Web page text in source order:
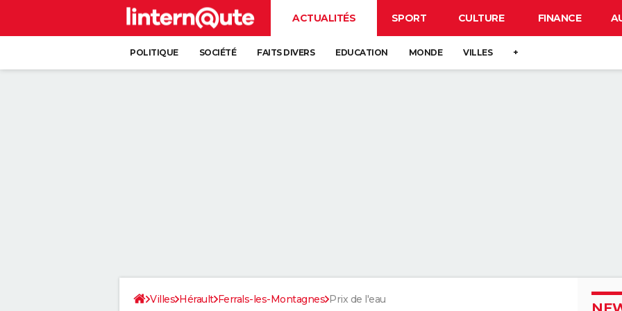
ACTUALITÉS SPORT CULTURE FINANCE
POLITIQUE SOCIÉTÉ FAITS DIVERS EDUCATION MONDE VILLES +
Villes Hérault Ferrals-les-Montagnes Prix de l'eau